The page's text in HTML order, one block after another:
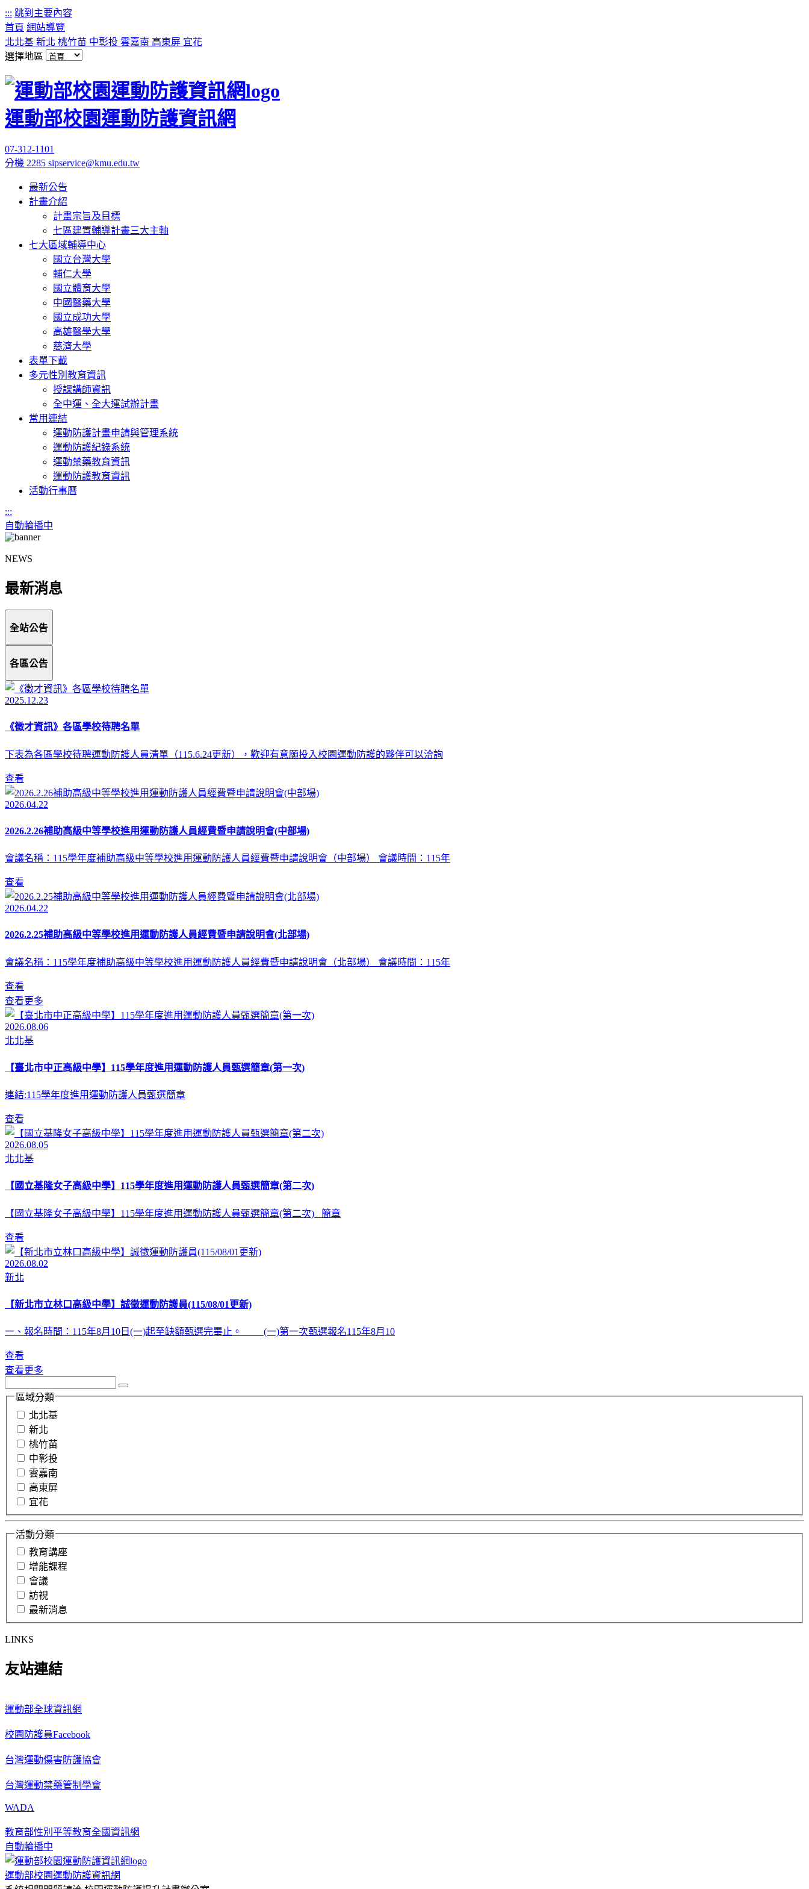
::: 跳到主要內容
首頁 網站導覽
北北基 新北 桃竹苗 中彰投 雲嘉南 高東屏 宜花
選擇地區
運動部校園運動防護資訊網
07-312-1101
分機 2285 sipservice@kmu.edu.tw
最新公告
計畫介紹
計畫宗旨及目標
七區建置輔導計畫三大主軸
七大區域輔導中心
國立台灣大學
輔仁大學
國立體育大學
中國醫藥大學
國立成功大學
高雄醫學大學
慈濟大學
表單下載
多元性別教育資訊
授課講師資訊
全中運、全大運試辦計畫
常用連結
運動防護計畫申請與管理系統
運動防護紀錄系統
運動禁藥教育資訊
運動防護教育資訊
活動行事曆
:::
自動輪播中
NEWS
最新消息
全站公告
各區公告
2025.12.23
《徵才資訊》各區學校待聘名單
下表為各區學校待聘運動防護人員清單（115.6.24更新），歡迎有意願投入校園運動防護的夥伴可以洽詢
查看
2026.04.22
2026.2.26補助高級中等學校進用運動防護人員經費暨申請說明會(中部場)
會議名稱：115學年度補助高級中等學校進用運動防護人員經費暨申請說明會（中部場） 會議時間：115年
查看
2026.04.22
2026.2.25補助高級中等學校進用運動防護人員經費暨申請說明會(北部場)
會議名稱：115學年度補助高級中等學校進用運動防護人員經費暨申請說明會（北部場） 會議時間：115年
查看
查看更多
2026.08.06
北北基
【臺北市中正高級中學】115學年度進用運動防護人員甄選簡章(第一次)
連結:115學年度進用運動防護人員甄選簡章
查看
2026.08.05
北北基
【國立基隆女子高級中學】115學年度進用運動防護人員甄選簡章(第二次)
【國立基隆女子高級中學】115學年度進用運動防護人員甄選簡章(第二次) 簡章
查看
2026.08.02
新北
【新北市立林口高級中學】誠徵運動防護員(115/08/01更新)
一、報名時間：115年8月10日(一)起至缺額甄選完畢止。 (一)第一次甄選報名115年8月10
查看
查看更多
區域分類
北北基
新北
桃竹苗
中彰投
雲嘉南
高東屏
宜花
活動分類
教育講座
增能課程
會議
訪視
最新消息
LINKS
友站連結
運動部全球資訊網
校園防護員Facebook
台灣運動傷害防護協會
台灣運動禁藥管制學會
WADA
教育部性別平等教育全國資訊網
自動輪播中
運動部校園運動防護資訊網